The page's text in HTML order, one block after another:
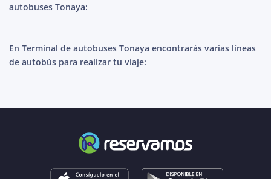
autobuses Tonaya:
En Terminal de autobuses Tonaya encontrarás varias líneas
de autobús para realizar tu viaje: